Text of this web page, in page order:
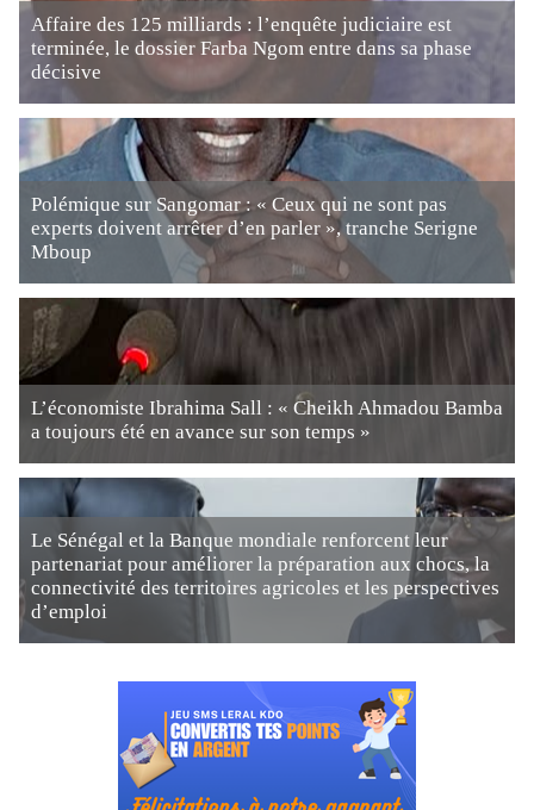
Affaire des 125 milliards : l’enquête judiciaire est
terminée, le dossier Farba Ngom entre dans sa phase
décisive
Polémique sur Sangomar : « Ceux qui ne sont pas
experts doivent arrêter d’en parler », tranche Serigne
Mboup
L’économiste Ibrahima Sall : « Cheikh Ahmadou Bamba
a toujours été en avance sur son temps »
Le Sénégal et la Banque mondiale renforcent leur
partenariat pour améliorer la préparation aux chocs, la
connectivité des territoires agricoles et les perspectives
d’emploi